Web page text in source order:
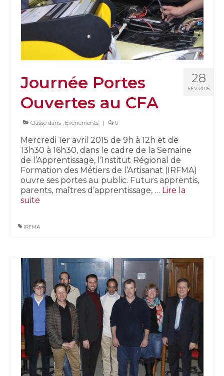
28
FÉV 2015
Journée Portes
Ouvertes au CFA
Classé dans : Evénements | 0
Mercredi 1er avril 2015 de 9h à 12h et de
13h30 à 16h30, dans le cadre de la Semaine
de l’Apprentissage, l’Institut Régional de
Formation des Métiers de l’Artisanat (IRFMA)
ouvre ses portes au public. Futurs apprentis,
parents, maîtres d’apprentissage, … Lire la
suite­­
IRFMA